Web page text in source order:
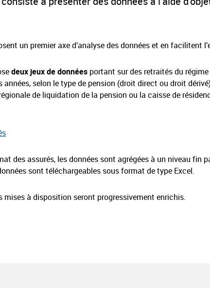
un premier axe d’analyse des données et en facilitent
deux jeux de données portant sur des retraités du
années, selon le type de pension (droit direct ou droit
de liquidation de la pension ou la caisse de
des assurés, les données sont agrégées à un niveau
sont téléchargeables sous format de type Excel.
mises à disposition seront progressivement enrichis.